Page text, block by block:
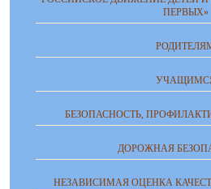
ПЕРВЫХ»
БЕЗОПАСНОСТЬ,
ДОРОЖНАЯ
НЕЗАВИСИМАЯ ОЦЕНКА